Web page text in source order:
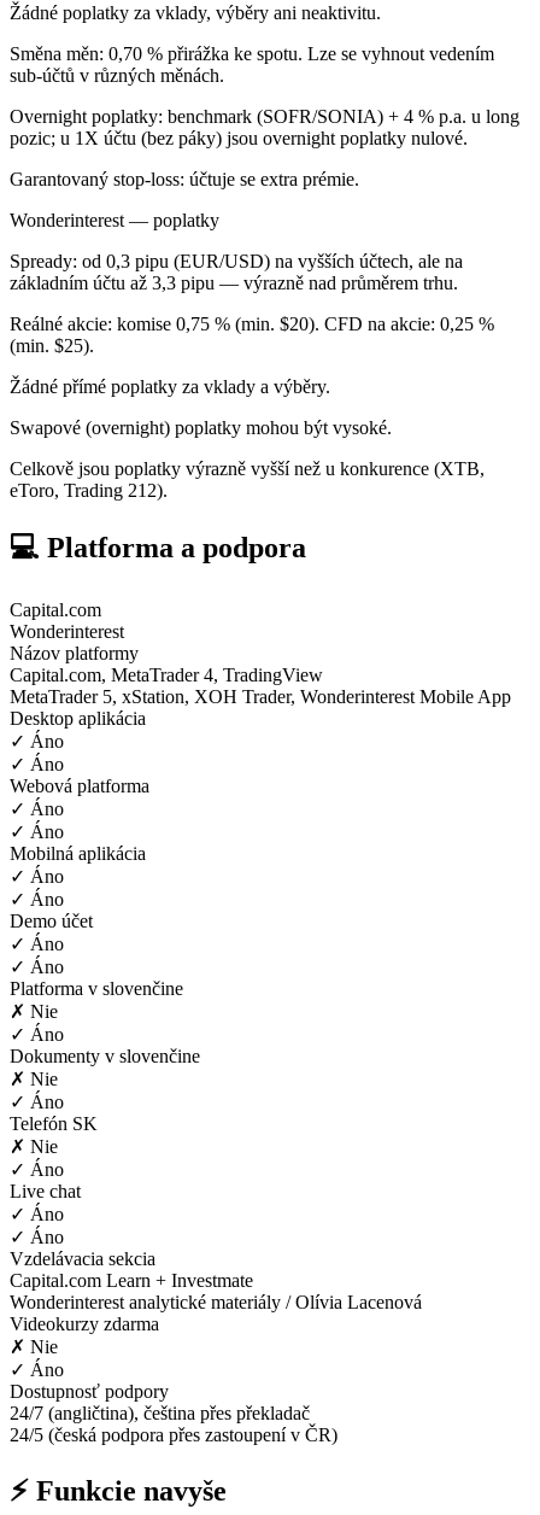
Žádné poplatky za vklady, výběry ani neaktivitu.
Směna měn: 0,70 % přirážka ke spotu. Lze se vyhnout vedením
sub-účtů v různých měnách.
Overnight poplatky: benchmark (SOFR/SONIA) + 4 % p.a. u long
pozic; u 1X účtu (bez páky) jsou overnight poplatky nulové.
Garantovaný stop-loss: účtuje se extra prémie.
Wonderinterest — poplatky
Spready: od 0,3 pipu (EUR/USD) na vyšších účtech, ale na
základním účtu až 3,3 pipu — výrazně nad průměrem trhu.
Reálné akcie: komise 0,75 % (min. $20). CFD na akcie: 0,25 %
(min. $25).
Žádné přímé poplatky za vklady a výběry.
Swapové (overnight) poplatky mohou být vysoké.
Celkově jsou poplatky výrazně vyšší než u konkurence (XTB,
eToro, Trading 212).
💻 Platforma a podpora
Capital.com
Wonderinterest
Názov platformy
Capital.com, MetaTrader 4, TradingView
MetaTrader 5, xStation, XOH Trader, Wonderinterest Mobile App
Desktop aplikácia
✓ Áno
✓ Áno
Webová platforma
✓ Áno
✓ Áno
Mobilná aplikácia
✓ Áno
✓ Áno
Demo účet
✓ Áno
✓ Áno
Platforma v slovenčine
✗ Nie
✓ Áno
Dokumenty v slovenčine
✗ Nie
✓ Áno
Telefón SK
✗ Nie
✓ Áno
Live chat
✓ Áno
✓ Áno
Vzdelávacia sekcia
Capital.com Learn + Investmate
Wonderinterest analytické materiály / Olívia Lacenová
Videokurzy zdarma
✗ Nie
✓ Áno
Dostupnosť podpory
24/7 (angličtina), čeština přes překladač
24/5 (česká podpora přes zastoupení v ČR)
⚡ Funkcie navyše